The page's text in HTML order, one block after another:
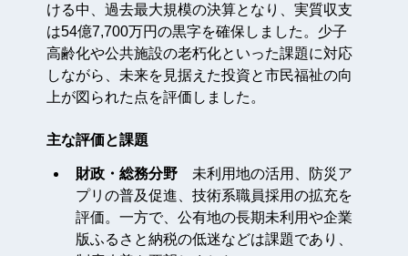
ける中、過去最大規模の決算となり、実質収支
は54億7,700万円の黒字を確保しました。少子
高齢化や公共施設の老朽化といった課題に対応
しながら、未来を見据えた投資と市民福祉の向
上が図られた点を評価しました。
主な評価と課題
財政・総務分野 未利用地の活用、防災ア
プリの普及促進、技術系職員採用の拡充を
評価。一方で、公有地の長期未利用や企業
版ふるさと納税の低迷などは課題であり、